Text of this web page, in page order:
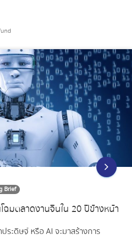
Brief
มตลาดงานจีนใน 20 ปีข้างหน้า
ะดิษฐ์ หรือ AI จะมาสร้างการ